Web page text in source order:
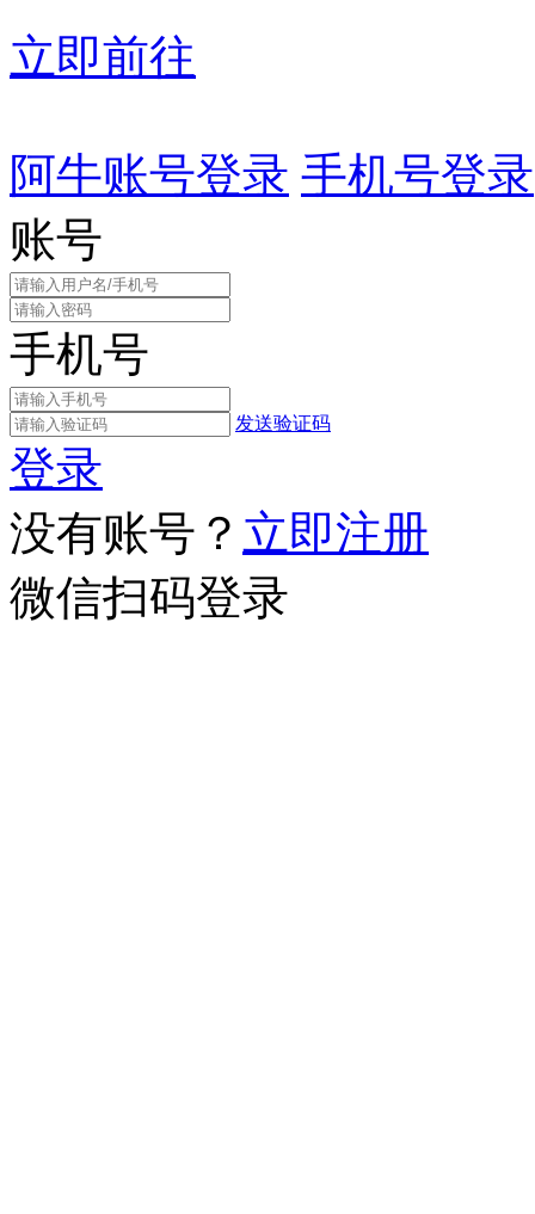
立即前往
阿牛账号登录 手机号登录
账号
手机号
发送验证码
登录
没有账号？ 立即注册
微信扫码登录